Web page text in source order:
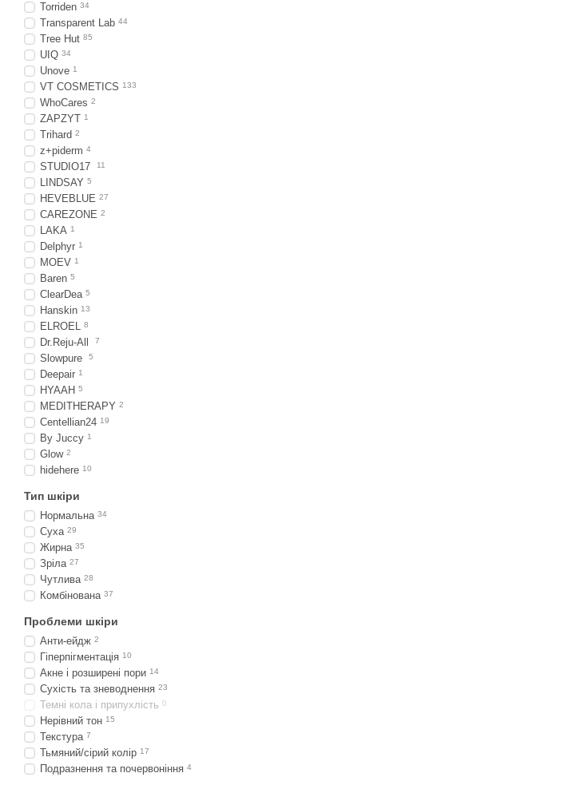
Torriden 34
Transparent Lab 44
Tree Hut 85
UIQ 34
Unove 1
VT COSMETICS 133
WhoCares 2
ZAPZYT 1
Trihard 2
z+piderm 4
STUDIO17 11
LINDSAY 5
HEVEBLUE 27
CAREZONE 2
LAKA 1
Delphyr 1
MOEV 1
Baren 5
ClearDea 5
Hanskin 13
ELROEL 8
Dr.Reju-All 7
Slowpure 5
Deepair 1
HYAAH 5
MEDITHERAPY 2
Centellian24 19
By Juccy 1
Glow 2
hidehere 10
Тип шкіри
Нормальна 34
Суха 29
Жирна 35
Зріла 27
Чутлива 28
Комбінована 37
Проблеми шкіри
Анти-ейдж 2
Гіперпігментація 10
Акне і розширені пори 14
Сухість та зневоднення 23
Темні кола і припухлість 0
Нерівний тон 15
Текстура 7
Тьмяний/сірий колір 17
Подразнення та почервоніння 4